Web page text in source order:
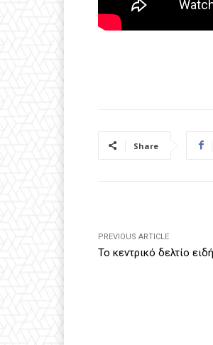
Share
PREVIOUS ARTICLE
Το κεντρικό δελτίο